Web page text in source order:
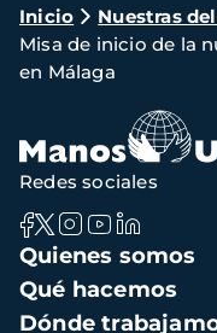
Ruta
de
navegación
Inicio Nuestras
Misa de inicio de la
en Málaga
Navegación
principal
Quienes somos
Qué hacemos
Dónde
Redes sociales